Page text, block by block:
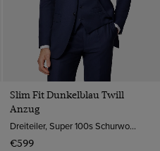
Slim Fit Dunkelblau Twill
Anzug
Dreiteiler, Super 100s Schurwolle
€599